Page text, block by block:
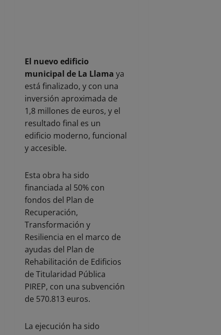
El nuevo edificio
municipal de La Llama ya
está finalizado, y con una
inversión aproximada de
1,8 millones de euros, y el
resultado final es un
edificio moderno, funcional
y accesible.
Esta obra ha sido
financiada al 50% con
fondos del Plan de
Recuperación,
Transformación y
Resiliencia en el marco de
ayudas del Plan de
Rehabilitación de Edificios
de Titularidad Pública
PIREP, con una subvención
de 570.813 euros.
La ejecución ha sido